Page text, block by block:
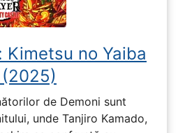
Kimetsu no Yaiba
de Demoni sunt
unde Tanjiro Kamado,